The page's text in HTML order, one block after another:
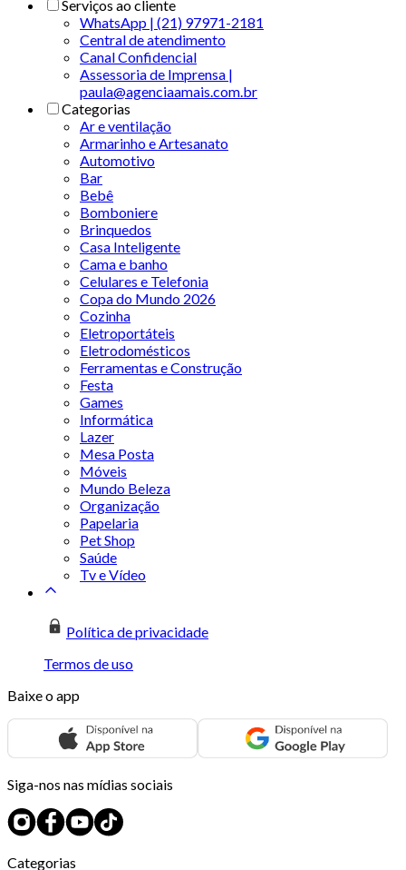
Serviços ao cliente
WhatsApp | (21) 97971-2181
Central de atendimento
Canal Confidencial
Assessoria de Imprensa |
paula@agenciaamais.com.br
Categorias
Ar e ventilação
Armarinho e Artesanato
Automotivo
Bar
Bebê
Bomboniere
Brinquedos
Casa Inteligente
Cama e banho
Celulares e Telefonia
Copa do Mundo 2026
Cozinha
Eletroportáteis
Eletrodomésticos
Ferramentas e Construção
Festa
Games
Informática
Lazer
Mesa Posta
Móveis
Mundo Beleza
Organização
Papelaria
Pet Shop
Saúde
Tv e Vídeo
Política de privacidade
Termos de uso
Baixe o app
Siga-nos nas mídias sociais
Categorias